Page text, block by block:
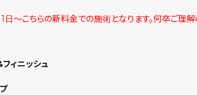
〜こちらの新料金での施術となります。何卒ご理解
ィニッシュ